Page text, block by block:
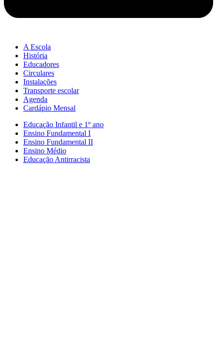
A Escola
História
Educadores
Circulares
Instalações
Transporte escolar
Agenda
Cardápio Mensal
Educação Infantil e 1º ano
Ensino Fundamental I
Ensino Fundamental II
Ensino Médio
Educação Antirracista